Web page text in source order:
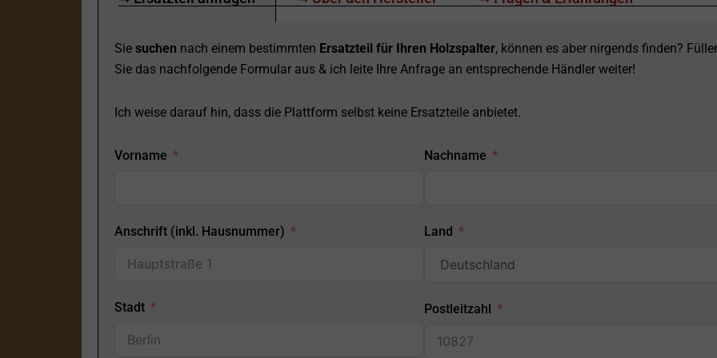
Sie suchen nach einem bestimmten Ersatzteil für Ihren Holzspalter, können es aber nirgends finden?
Sie das nachfolgende Formular aus & ich leite Ihre Anfrage an entsprechende Händler weiter!
Ich weise darauf hin, dass die Plattform selbst keine Ersatzteile anbietet.
Vorname Nachname
Anschrift (inkl. Hausnummer)
Stadt
Land
Postleitzahl